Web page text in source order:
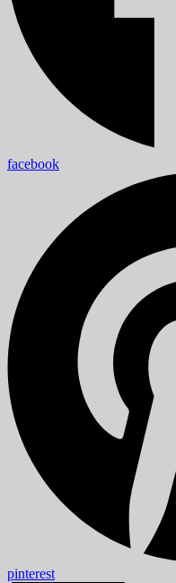
facebook
pinterest